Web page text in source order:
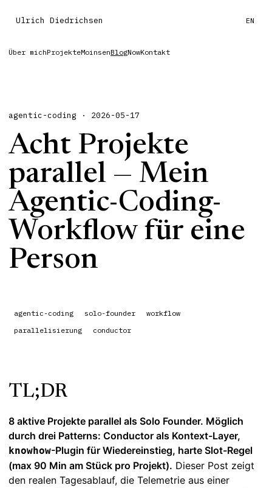
Ulrich Diedrichsen
Über michProjekteMoinsenBlogNowKontakt
EN
agentic-coding · 2026-05-17
Acht Projekte
parallel — Mein
Agentic-Coding-
Workflow für eine
Person
agentic-coding solo-founder
workflow
parallelisierung
conductor
TL;DR
8 aktive Projekte parallel als Solo Founder. Möglich
durch drei Patterns: Conductor als Kontext-Layer,
knowhow-Plugin für Wiedereinstieg, harte Slot-Regel
(max 90 Min am Stück pro Projekt). Dieser Post zeigt
den realen Tagesablauf, die Telemetrie aus einer